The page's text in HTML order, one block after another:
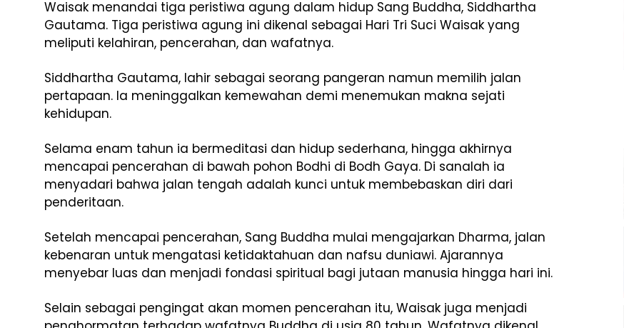
Waisak menandai tiga peristiwa agung dalam hidup Sang Buddha, Siddhartha
Gautama. Tiga peristiwa agung ini dikenal sebagai Hari Tri Suci Waisak yang
meliputi kelahiran, pencerahan, dan wafatnya.
Siddhartha Gautama, lahir sebagai seorang pangeran namun memilih jalan
pertapaan. Ia meninggalkan kemewahan demi menemukan makna sejati
kehidupan.
Selama enam tahun ia bermeditasi dan hidup sederhana, hingga akhirnya
mencapai pencerahan di bawah pohon Bodhi di Bodh Gaya. Di sanalah ia
menyadari bahwa jalan tengah adalah kunci untuk membebaskan diri dari
penderitaan.
Setelah mencapai pencerahan, Sang Buddha mulai mengajarkan Dharma, jalan
kebenaran untuk mengatasi ketidaktahuan dan nafsu duniawi. Ajarannya
menyebar luas dan menjadi fondasi spiritual bagi jutaan manusia hingga hari ini.
Selain sebagai pengingat akan momen pencerahan itu, Waisak juga menjadi